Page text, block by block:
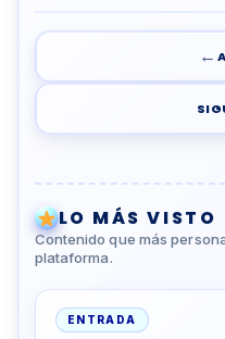
←
LO MÁS VISTO
Contenido que más
plataforma.
ENTRADA